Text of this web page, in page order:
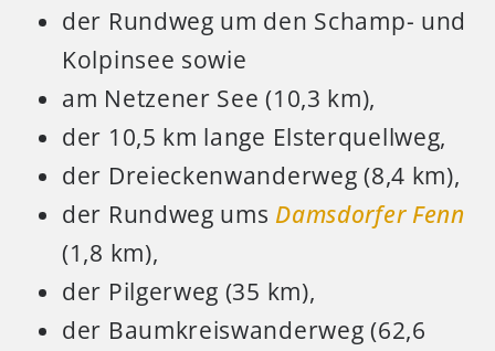
der Rundweg um den Schamp- und
Kolpinsee sowie
am Netzener See (10,3 km),
der 10,5 km lange Elsterquellweg,
der Dreieckenwanderweg (8,4 km),
der Rundweg ums Damsdorfer Fenn
(1,8 km),
der Pilgerweg (35 km),
der Baumkreiswanderweg (62,6